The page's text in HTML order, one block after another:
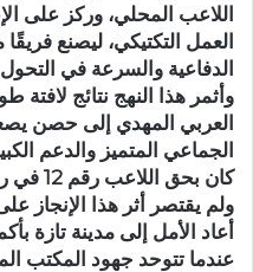
اللاعب المحلي، وركز على
العمل التكتيكي، ليصنع فريقًا
الدفاعية والسرعة في
وأثمر هذا النهج نتائج
العربي المهدي إلى حصن
الجماعي المتميز والدعم
كان بحق اللاعب رقم 12 في رحلة الصعود.
ولم يقتصر أثر هذا الإنجاز
أعاد الأمل إلى مدينة تازة
عندما تتوحد جهود المكتب